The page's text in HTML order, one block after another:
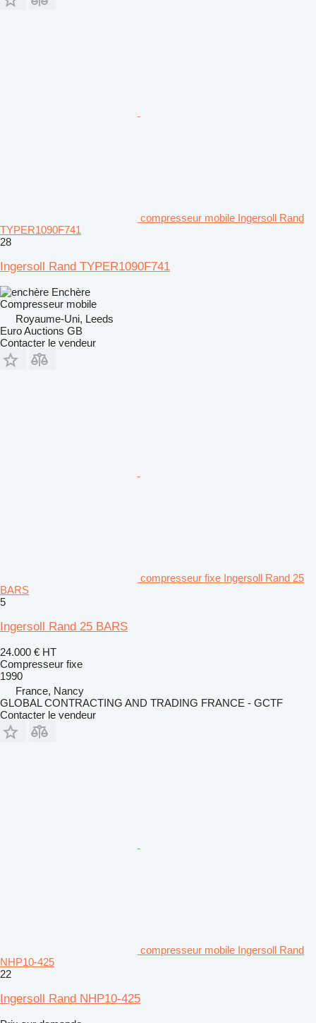
compresseur mobile Ingersoll Rand
TYPER1090F741
28
Ingersoll Rand TYPER1090F741
Enchère
Compresseur mobile
Royaume-Uni, Leeds
Euro Auctions GB
Contacter le vendeur
compresseur fixe Ingersoll Rand 25
BARS
5
Ingersoll Rand 25 BARS
24.000 € HT
Compresseur fixe
1990
France, Nancy
GLOBAL CONTRACTING AND TRADING FRANCE - GCTF
Contacter le vendeur
compresseur mobile Ingersoll Rand
NHP10-425
22
Ingersoll Rand NHP10-425